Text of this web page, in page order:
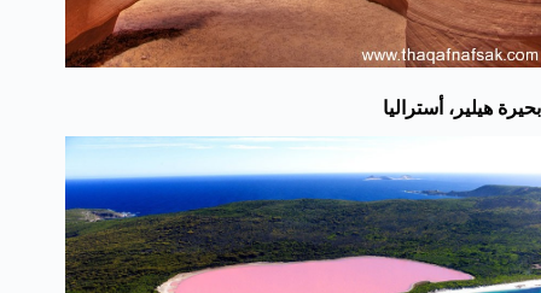
بحيرة هيلير، أستراليا